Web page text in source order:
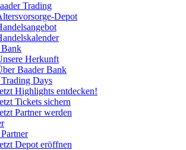
Trading
Depot
Bank
Herkunft
Baader Bank
Days
Highlights entdecken!
Tickets sichern
Partner werden
Depot eröffnen